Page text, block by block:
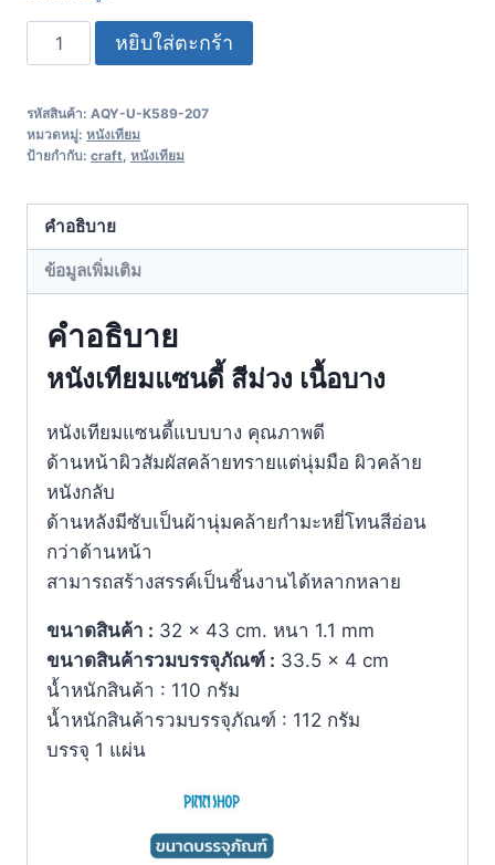
หยิบใส่ตะกร้า
รหัสสินค้า: AQY-U-K589-207
หมวดหมู่: หนังเทียม
ป้ายกำกับ: craft, หนังเทียม
คำอธิบาย
ข้อมูลเพิ่มเติม
คำอธิบาย
หนังเทียมแซนดี้ สีม่วง เนื้อบาง
หนังเทียมแซนดี้แบบบาง คุณภาพดี
ด้านหน้าผิวสัมผัสคล้ายทรายแต่นุ่มมือ ผิวคล้าย
หนังกลับ
ด้านหลังมีซับเป็นผ้านุ่มคล้ายกำมะหยี่โทนสีอ่อน
กว่าด้านหน้า
สามารถสร้างสรรค์เป็นชิ้นงานได้หลากหลาย
ขนาดสินค้า : 32 × 43 cm. หนา 1.1 mm
ขนาดสินค้ารวมบรรจุภัณฑ์ : 33.5 × 4 cm
น้ำหนักสินค้า : 110 กรัม
น้ำหนักสินค้ารวมบรรจุภัณฑ์ : 112 กรัม
บรรจุ 1 แผ่น